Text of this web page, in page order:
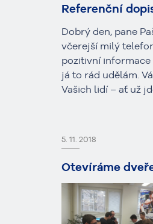
Referenční
Dobrý den, pane
včerejší milý
pozitivní informace
já to rád udělám.
Vašich lidí – ať už
5. 11. 2018
Otevíráme